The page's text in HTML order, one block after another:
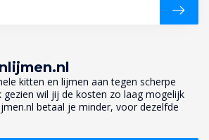
kitten en lijmen aan tegen scherpe
gezien wil jij de kosten zo laag mogelijk
betaal je minder, voor dezelfde